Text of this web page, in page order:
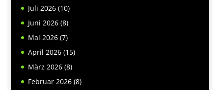
Juli 2026(10)
Juni 2026(8)
Mai 2026(7)
April 2026(15)
März 2026(8)
Februar 2026(8)